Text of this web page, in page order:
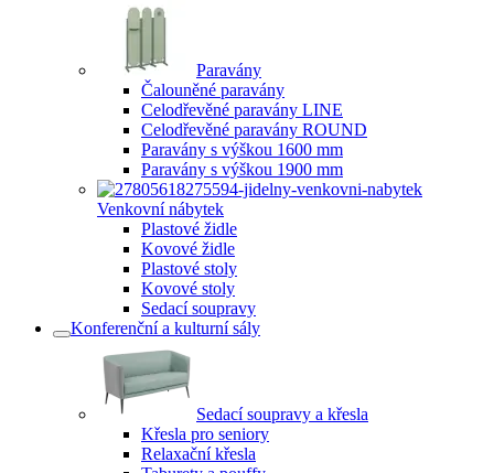
Paravány
Čalouněné paravány
Celodřevěné paravány LINE
Celodřevěné paravány ROUND
Paravány s výškou 1600 mm
Paravány s výškou 1900 mm
Venkovní nábytek
Plastové židle
Kovové židle
Plastové stoly
Kovové stoly
Sedací soupravy
Konferenční a kulturní sály
Sedací soupravy a křesla
Křesla pro seniory
Relaxační křesla